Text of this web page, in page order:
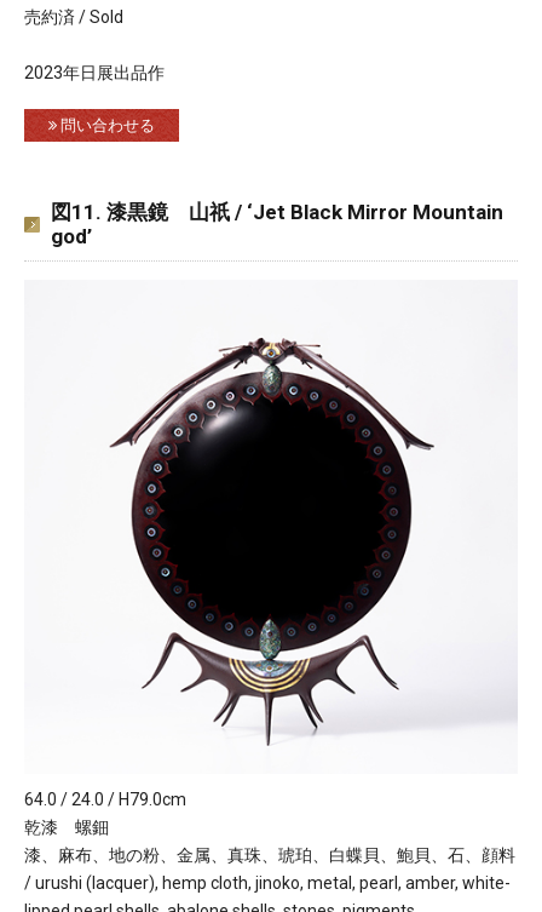
売約済 / Sold
2023年日展出品作
問い合わせる
図11. 漆黒鏡 山祇 / ‘Jet Black Mirror Mountain
god’
64.0 / 24.0 / H79.0cm
乾漆 螺鈿
漆、麻布、地の粉、金属、真珠、琥珀、白蝶貝、鮑貝、石、顔料
/ urushi (lacquer), hemp cloth, jinoko, metal, pearl, amber, white-